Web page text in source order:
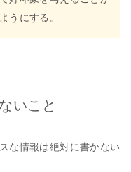
うにする。
いこと
な情報は絶対に書かない